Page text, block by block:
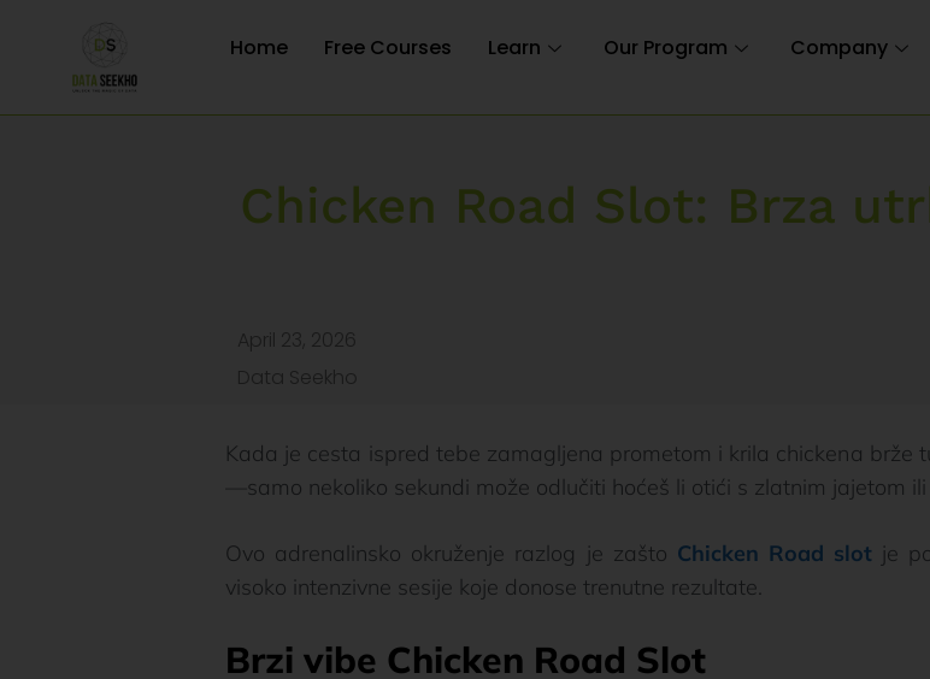
Home Free Courses Learn Our Program Company
Chicken Road Slot: Brza
April 23, 2026
Data Seekho
Kada je cesta ispred tebe zamagljena prometom i krila chickena brže
—samo nekoliko sekundi može odlučiti hoćeš li otići s zlatnim jajetom
Ovo adrenalinsko okruženje razlog je zašto Chicken Road slot je
visoko intenzivne sesije koje donose trenutne rezultate.
Brzi vibe Chicken Road Slot